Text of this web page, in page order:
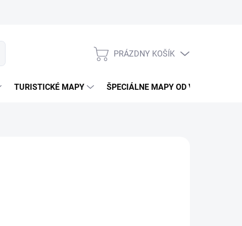
NÁKUPNÝ
PRÁZDNY KOŠÍK
TURISTICKÉ MAPY ŠPECIÁLNE MAPY OD VKÚ